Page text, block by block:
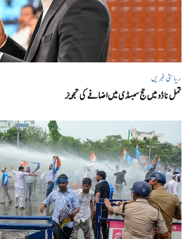
ریاستی خبریں
تمل ناڈو میں حج سبسڈی میں اضافے کی تجویز